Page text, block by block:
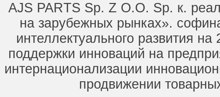
AJS PARTS Sp. Z O.O. Sp. к.
на зарубежных рынках».
интеллектуального развития
поддержки инноваций на
интернационализации
продвижении